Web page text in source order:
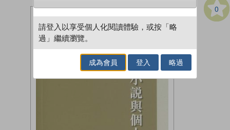
0
請登入以享受個人化閱讀體驗，或按「略
過」繼續瀏覽。
成為會員 登入 略過